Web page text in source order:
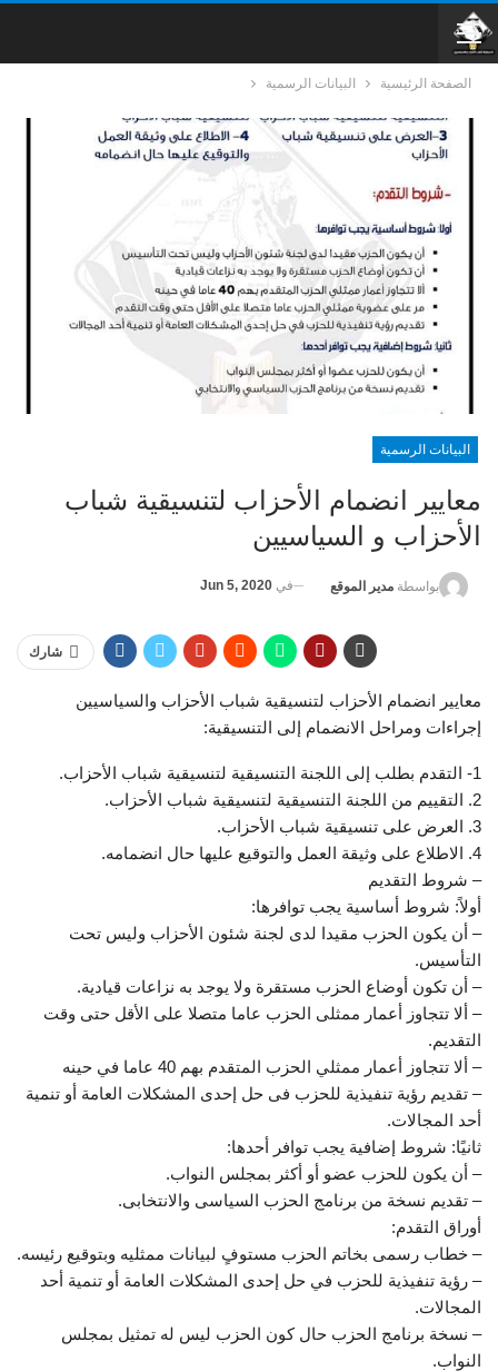
الصفحة الرئيسية البيانات الرسمية
البيانات الرسمية
معايير انضمام الأحزاب لتنسيقية شباب
الأحزاب و السياسيين
بواسطة مدير الموقع في Jun 5, 2020
شارك
معايير انضمام الأحزاب لتنسيقية شباب الأحزاب والسياسيين
إجراءات ومراحل الانضمام إلى التنسيقية:
1- التقدم بطلب إلى اللجنة التنسيقية لتنسيقية شباب الأحزاب.
2. التقييم من اللجنة التنسيقية لتنسيقية شباب الأحزاب.
3. العرض على تنسيقية شباب الأحزاب.
4. الاطلاع على وثيقة العمل والتوقيع عليها حال انضمامه.
– شروط التقديم
أولاً: شروط أساسية يجب توافرها:
– أن يكون الحزب مقيدا لدى لجنة شئون الأحزاب وليس تحت
التأسيس.
– أن تكون أوضاع الحزب مستقرة ولا يوجد به نزاعات قيادية.
– ألا تتجاوز أعمار ممثلى الحزب عاما متصلا على الأقل حتى وقت
التقديم.
– ألا تتجاوز أعمار ممثلي الحزب المتقدم بهم 40 عاما في حينه
– تقديم رؤية تنفيذية للحزب فى حل إحدى المشكلات العامة أو تنمية
أحد المجالات.
ثانيًا: شروط إضافية يجب توافر أحدها:
– أن يكون للحزب عضو أو أكثر بمجلس النواب.
– تقديم نسخة من برنامج الحزب السياسى والانتخابى.
أوراق التقدم:
– خطاب رسمى بخاتم الحزب مستوفٍ لبيانات ممثليه وبتوقيع رئيسه.
– رؤية تنفيذية للحزب في حل إحدى المشكلات العامة أو تنمية أحد
المجالات.
– نسخة برنامج الحزب حال كون الحزب ليس له تمثيل بمجلس
النواب.